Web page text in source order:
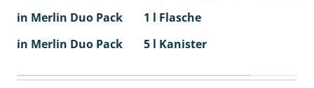
in Merlin Duo Pack
1 l Flasche
in Merlin Duo Pack
5 l Kanister